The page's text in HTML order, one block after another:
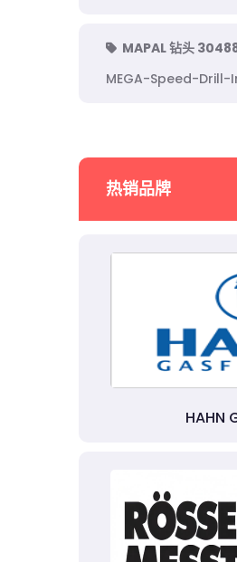
MAPAL 钻头
MEGA-Speed-Drill-
热销品牌
HAHN